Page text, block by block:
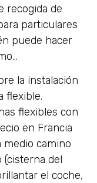
recogida de
particulares
puede hacer
la instalación
flexible.
flexibles con
en Francia
medio camino
(cisterna del
el coche,